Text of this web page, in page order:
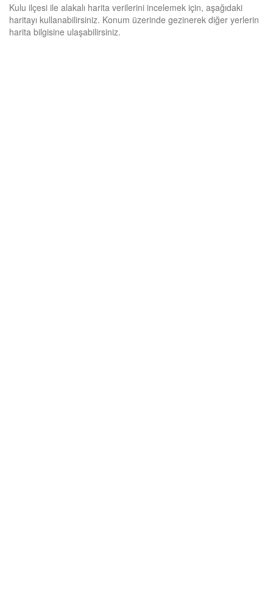
Kulu ilçesi ile alakalı harita verilerini incelemek için, aşağıdaki
haritayı kullanabilirsiniz. Konum üzerinde gezinerek diğer yerlerin
harita bilgisine ulaşabilirsiniz.